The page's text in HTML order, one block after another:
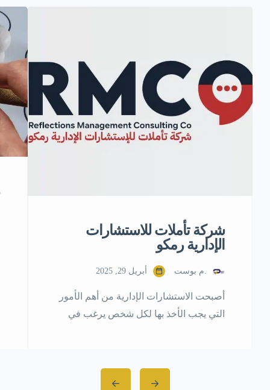
شركة تأملات للاستشارات
الإدارية رمكو
.م بوست أبريل 29, 2025
أصبحت الاستشارات الإدارية من أهم الأمور
التي يجب الأخذ بها لكل شخص يرغب في
الاستشارات الإدارية والتدريب والتطوير
والتحليل والاستثمار يعد أمراً ضرورياً، وهذا